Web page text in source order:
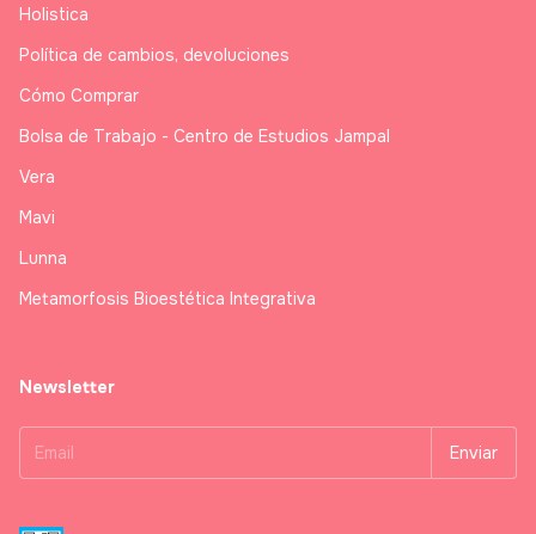
Holistica
Política de cambios, devoluciones
Cómo Comprar
Bolsa de Trabajo - Centro de Estudios Jampal
Vera
Mavi
Lunna
Metamorfosis Bioestética Integrativa
Newsletter